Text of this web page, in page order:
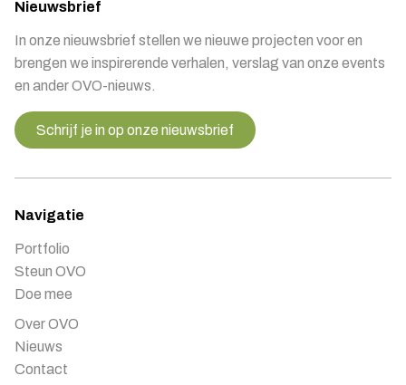
Nieuwsbrief
In onze nieuwsbrief stellen we nieuwe projecten voor en
brengen we inspirerende verhalen, verslag van onze events
en ander OVO-nieuws.
Schrijf je in op onze nieuwsbrief
Navigatie
Portfolio
Steun OVO
Doe mee
Over OVO
Nieuws
Contact